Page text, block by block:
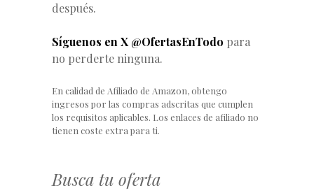
después.
Síguenos en X @OfertasEnTodo para
no perderte ninguna.
En calidad de Afiliado de Amazon, obtengo
ingresos por las compras adscritas que cumplen
los requisitos aplicables. Los enlaces de afiliado no
tienen coste extra para ti.
Busca tu oferta